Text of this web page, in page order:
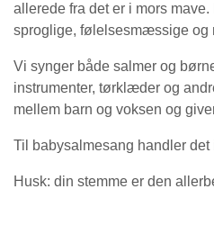
allerede fra det er i mors
sproglige, følelsesmæssige og
Vi synger både salmer og
instrumenter, tørklæder og
mellem barn og voksen og
Til babysalmesang handler
Husk: din stemme er den